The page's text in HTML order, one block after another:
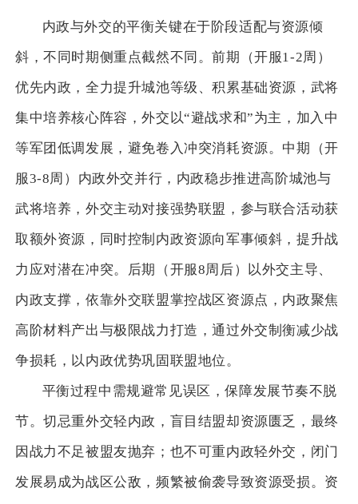
内政与外交的平衡关键在于阶段适配与资源倾
斜，不同时期侧重点截然不同。前期（开服1-2周）
优先内政，全力提升城池等级、积累基础资源，武将
集中培养核心阵容，外交以“避战求和”为主，加入中
等军团低调发展，避免卷入冲突消耗资源。中期（开
服3-8周）内政外交并行，内政稳步推进高阶城池与
武将培养，外交主动对接强势联盟，参与联合活动获
取额外资源，同时控制内政资源向军事倾斜，提升战
力应对潜在冲突。后期（开服8周后）以外交主导、
内政支撑，依靠外交联盟掌控战区资源点，内政聚焦
高阶材料产出与极限战力打造，通过外交制衡减少战
争损耗，以内政优势巩固联盟地位。
平衡过程中需规避常见误区，保障发展节奏不脱
节。切忌重外交轻内政，盲目结盟却资源匮乏，最终
因战力不足被盟友抛弃；也不可重内政轻外交，闭门
发展易成为战区公敌，频繁被偷袭导致资源受损。资